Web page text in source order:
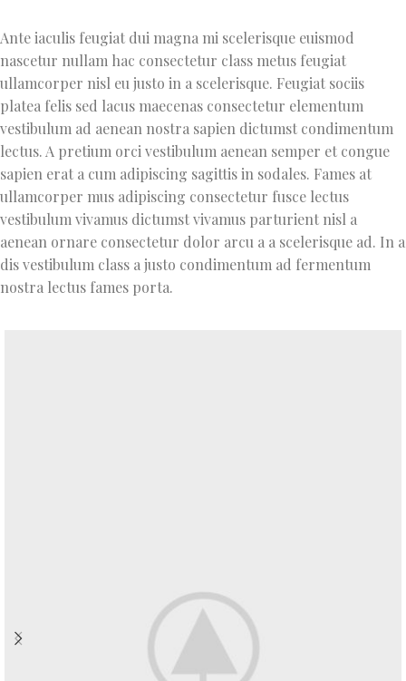
Ante iaculis feugiat dui magna mi scelerisque euismod
nascetur nullam hac consectetur class metus feugiat
ullamcorper nisl eu justo in a scelerisque. Feugiat sociis
platea felis sed lacus maecenas consectetur elementum
vestibulum ad aenean nostra sapien dictumst condimentum
lectus. A pretium orci vestibulum aenean semper et congue
sapien erat a cum adipiscing sagittis in sodales. Fames at
ullamcorper mus adipiscing consectetur fusce lectus
vestibulum vivamus dictumst vivamus parturient nisl a
aenean ornare consectetur dolor arcu a a scelerisque ad. In a
dis vestibulum class a justo condimentum ad fermentum
nostra lectus fames porta.